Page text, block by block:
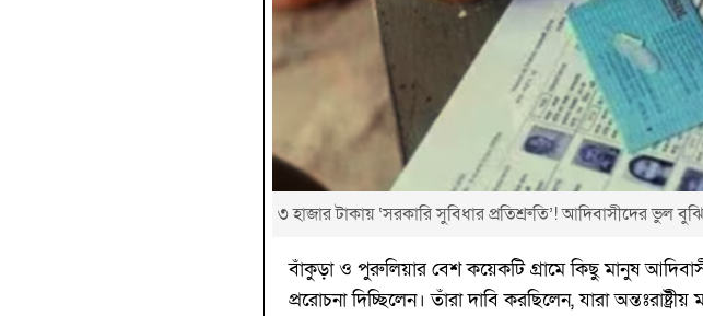
৩ হাজার টাকায় ‘সরকারি সুবিধার প্রতিশ্রুতি’! আদিবাসীদের ভুল
বাঁকুড়া ও পুরুলিয়ার বেশ কয়েকটি গ্রামে কিছু মানুষ
প্ররোচনা দিচ্ছিলেন। তাঁরা দাবি করছিলেন, যারা